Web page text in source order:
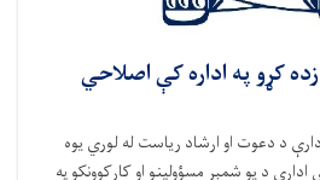
کړو په اداره کې اصلاحي
د دعوت او ارشاد ریاست له لوري یوه
د یو شمېر مسؤولینو او کارکوونکو په